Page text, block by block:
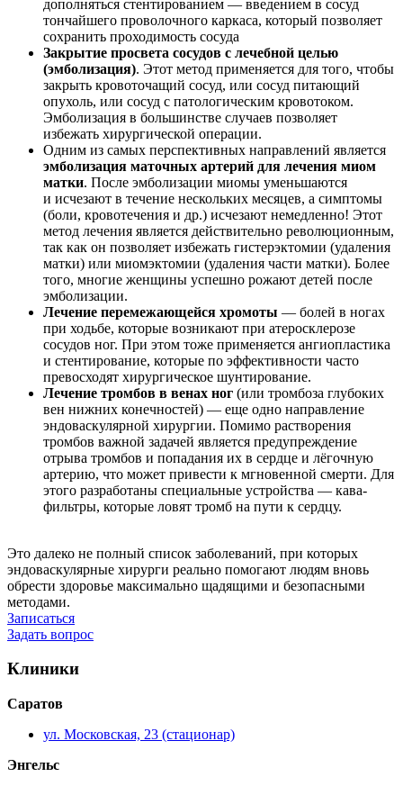
дополняться стентированием — введением в сосуд
тончайшего проволочного каркаса, который позволяет
сохранить проходимость сосуда
Закрытие просвета сосудов с лечебной целью
(эмболизация). Этот метод применяется для того, чтобы
закрыть кровоточащий сосуд, или сосуд питающий
опухоль, или сосуд с патологическим кровотоком.
Эмболизация в большинстве случаев позволяет
избежать хирургической операции.
Одним из самых перспективных направлений является
эмболизация маточных артерий для лечения миом
матки. После эмболизации миомы уменьшаются
и исчезают в течение нескольких месяцев, а симптомы
(боли, кровотечения и др.) исчезают немедленно! Этот
метод лечения является действительно революционным,
так как он позволяет избежать гистерэктомии (удаления
матки) или миомэктомии (удаления части матки). Более
того, многие женщины успешно рожают детей после
эмболизации.
Лечение перемежающейся хромоты — болей в ногах
при ходьбе, которые возникают при атеросклерозе
сосудов ног. При этом тоже применяется ангиопластика
и стентирование, которые по эффективности часто
превосходят хирургическое шунтирование.
Лечение тромбов в венах ног (или тромбоза глубоких
вен нижних конечностей) — еще одно направление
эндоваскулярной хирургии. Помимо растворения
тромбов важной задачей является предупреждение
отрыва тромбов и попадания их в сердце и лёгочную
артерию, что может привести к мгновенной смерти. Для
этого разработаны специальные устройства — кава-
фильтры, которые ловят тромб на пути к сердцу.
Это далеко не полный список заболеваний, при которых
эндоваскулярные хирурги реально помогают людям вновь
обрести здоровье максимально щадящими и безопасными
методами.
Записаться
Задать вопрос
Клиники
Саратов
ул. Московская, 23 (стационар)
Энгельс